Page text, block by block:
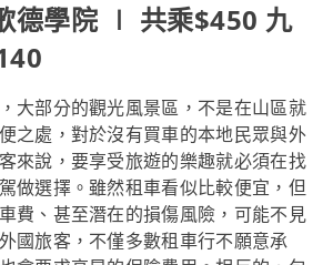
德學院 ∣ 共乘$450 九
大部分的觀光風景區，不是在山區就
之處，對於沒有買車的本地民眾與外
來說，要享受旅遊的樂趣就必須在找
做選擇。雖然租車看似比較便宜，但
費、甚至潛在的損傷風險，可能不見
國旅客，不僅多數租車行不願意承